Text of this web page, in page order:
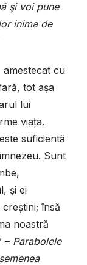
şi voi pune
inima de
amestecat cu
tot așa
lui
viața.
suficientă
Sunt
și ei
însă
noastră
– Parabolele